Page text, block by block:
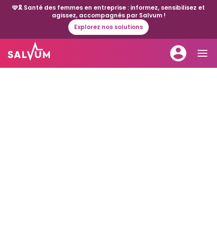
🩷🎗️ Santé des femmes en entreprise : informez, sensibilisez et
agissez, accompagnés par Salvum !
Explorez nos solutions